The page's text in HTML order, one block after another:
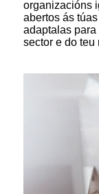
organizacións
abertos ás
adaptalas
sector e do teu